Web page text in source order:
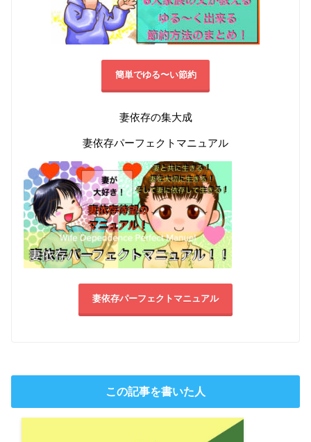
簡単でゆる〜い節約
妻依存の集大成
妻依存パーフェクトマニュアル
妻依存パーフェクトマニュアル
この記事を書いた人